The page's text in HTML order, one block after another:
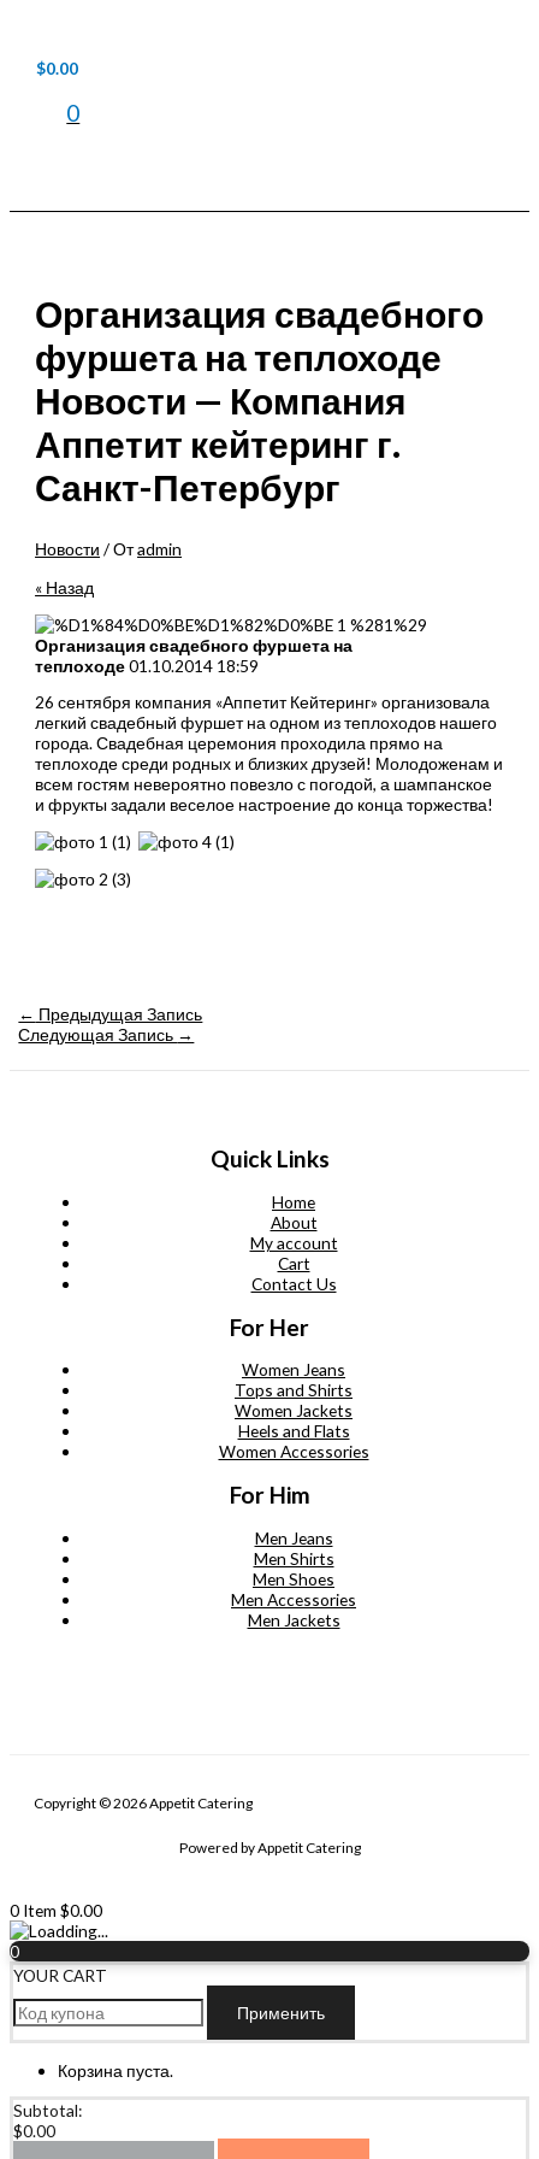
содержимому
$0.00
0
Организация свадебного
фуршета на теплоходе
Новости — Компания
Аппетит кейтеринг г.
Санкт-Петербург
Новости / Отadmin
« Назад
Организация свадебного фуршета на
теплоходе01.10.2014 18:59
26 сентября компания «Аппетит Кейтеринг» организовала
легкий свадебный фуршет на одном из теплоходов нашего
города. Свадебная церемония проходила прямо на
теплоходе среди родных и близких друзей! Молодоженам и
всем гостям невероятно повезло с погодой, а шампанское
и фрукты задали веселое настроение до конца торжества!
Навигация
по
← Предыдущая Запись
Следующая Запись →
Quick Links
Home
About
My account
Cart
Contact Us
For Her
Women Jeans
Tops and Shirts
Women Jackets
Heels and Flats
Women Accessories
For Him
Men Jeans
Men Shirts
Men Shoes
Men Accessories
Men Jackets
Copyright © 2026 Appetit Catering
Powered by Appetit Catering
0 Item $0.00
0
YOUR CART
Применить
Корзина пуста.
Subtotal:
$0.00